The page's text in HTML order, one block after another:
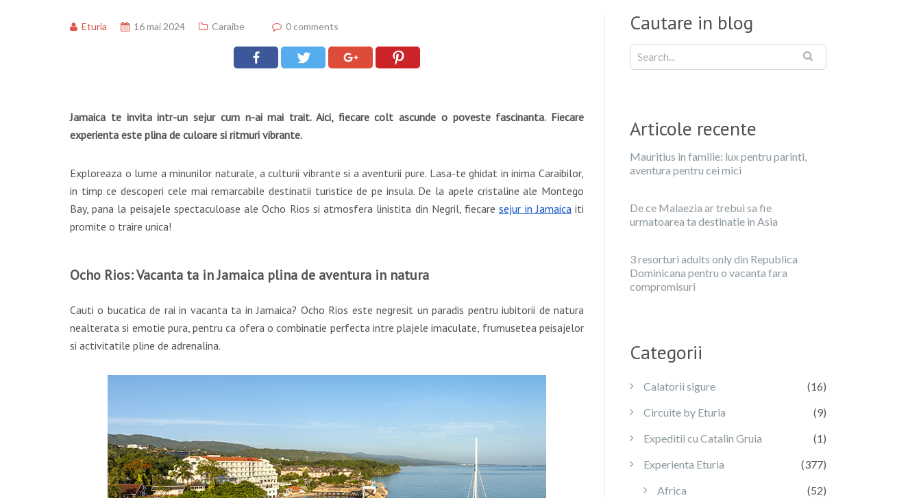
Eturia 16 mai 2024 Caraibe 0 comments
Jamaica te invita intr-un sejur cum n-ai mai trait. Aici, fiecare colt ascunde o poveste fascinanta. Fiecare
experienta este plina de culoare si ritmuri vibrante.
Exploreaza o lume a minunilor naturale, a culturii vibrante si a aventurii pure. Lasa-te ghidat in inima Caraibilor,
in timp ce descoperi cele mai remarcabile destinatii turistice de pe insula. De la apele cristaline ale Montego
Bay, pana la peisajele spectaculoase ale Ocho Rios si atmosfera linistita din Negril, fiecaresejur in Jamaicaiti
promite o traire unica!
Ocho Rios: Vacanta ta in Jamaica plina de aventura in natura
Cauti o bucatica de rai in vacanta ta in Jamaica? Ocho Rios este negresit un paradis pentru iubitorii de natura
nealterata si emotie pura, pentru ca ofera o combinatie perfecta intre plajele imaculate, frumusetea peisajelor
si activitatile pline de adrenalina.
Cautare in blog
Articole recente
Mauritius in familie: lux pentru parinti,
aventura pentru cei mici
De ce Malaezia ar trebui sa fie
urmatoarea ta destinatie in Asia
3 resorturi adults only din Republica
Dominicana pentru o vacanta fara
compromisuri
Categorii
Calatorii sigure
(16)
Circuite by Eturia
(9)
Expeditii cu Catalin Gruia
(1)
Experienta Eturia
(377)
Africa
(52)